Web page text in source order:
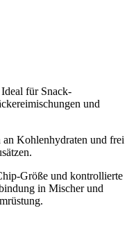
Ideal für Snack-
und
Kohlenhydraten und frei
Größe und kontrollierte
in Mischer und